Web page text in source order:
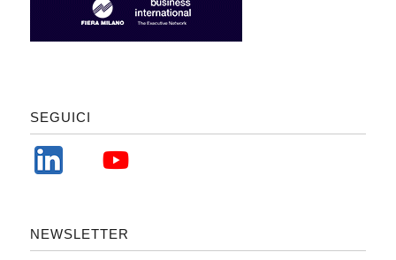
SEGUICI
NEWSLETTER